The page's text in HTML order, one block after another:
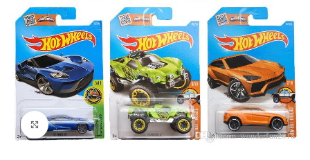
Clic para ampliar